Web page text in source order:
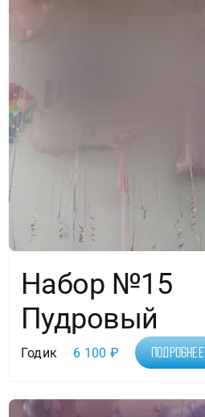
Набор №15
Пудровый
Годик 6 100 ₽ Подробнее